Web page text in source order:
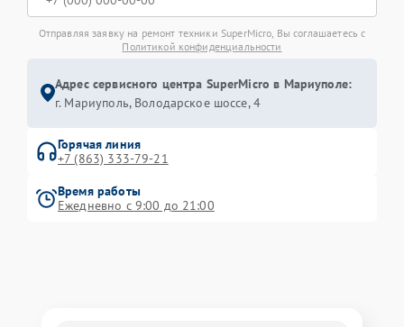
Отправляя заявку на ремонт техники SuperMicro, Вы соглашаетесь с
Политикой конфиденциальности
Адрес сервисного центра SuperMicro в Мариуполе:
г. Мариуполь, Володарское шоссе, 4
Горячая линия
+7 (863) 333-79-21
Время работы
Ежедневно с 9:00 до 21:00